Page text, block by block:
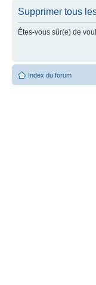
Supprimer tous
Êtes-vous sûr(e) de
Index du forum